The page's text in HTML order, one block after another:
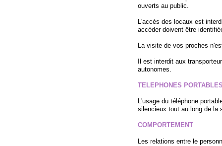
ouverts au public.
L'accès des locaux est
accéder doivent être
La visite de vos proches
Il est interdit aux
autonomes.
TELEPHONES
L'usage du téléphone
silencieux tout au long de la
COMPORTEMENT
Les relations entre le